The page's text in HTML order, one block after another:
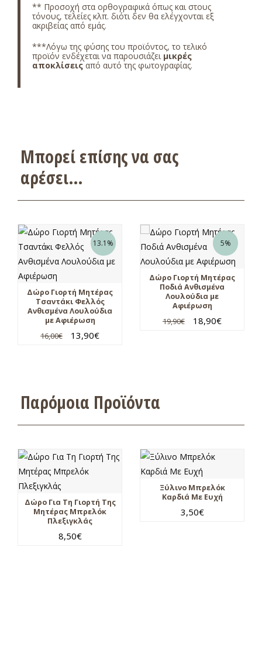
** Προσοχή στα ορθογραφικά όπως και στους
τόνους, τελείες κλπ. διότι δεν θα ελέγχονται εξ
ακριβείας από εμάς.
***Λόγω της φύσης του προϊόντος, το τελικό
προϊόν ενδέχεται να παρουσιάζει μικρές
αποκλίσειςαπό αυτό της φωτογραφίας.
Μπορεί επίσης να σας
αρέσει…
13.1%
Δώρο Γιορτή Μητέρας
Τσαντάκι Φελλός
Ανθισμένα Λουλούδια
με Αφιέρωση
16,00€ 13,90€
5%
Δώρο Γιορτή Μητέρας
Ποδιά Ανθισμένα
Λουλούδια με
Αφιέρωση
19,90€ 18,90€
Παρόμοια Προϊόντα
Δώρο Για Τη Γιορτή Της
Μητέρας Μπρελόκ
Πλεξιγκλάς
8,50€
Ξύλινο Μπρελόκ
Καρδιά Με Ευχή
3,50€